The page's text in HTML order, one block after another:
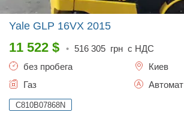
Yale GLP 16VX 2015
11 522 $ • 516 305 грн с НДС
без пробега
Киев
Газ
Автомат
C810B07868N